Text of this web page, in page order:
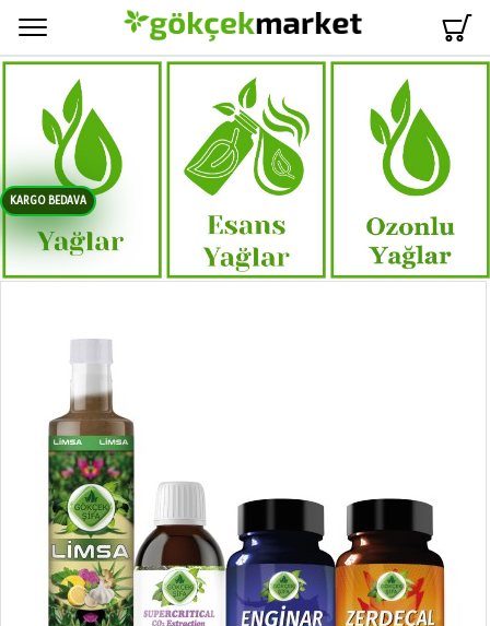
KARGO BEDAVA